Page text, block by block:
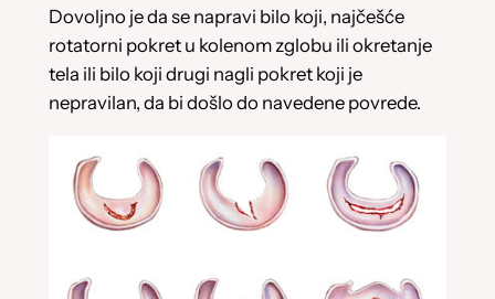
Dovoljno je da se napravi bilo koji, najčešće
rotatorni pokret u kolenom zglobu ili okretanje
tela ili bilo koji drugi nagli pokret koji je
nepravilan, da bi došlo do navedene povrede.